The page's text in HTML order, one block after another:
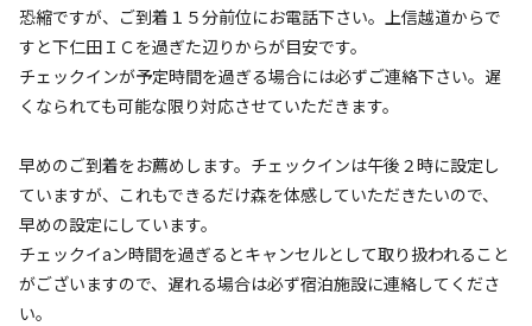
恐縮ですが、ご到着１５分前位にお電話下さい。上信越道からで
すと下仁田ＩＣを過ぎた辺りからが目安です。
チェックインが予定時間を過ぎる場合には必ずご連絡下さい。遅
くなられても可能な限り対応させていただきます。
早めのご到着をお薦めします。チェックインは午後２時に設定し
ていますが、これもできるだけ森を体感していただきたいので、
早めの設定にしています。
チェックイaン時間を過ぎるとキャンセルとして取り扱われること
がございますので、遅れる場合は必ず宿泊施設に連絡してくださ
い。
キャンペーン